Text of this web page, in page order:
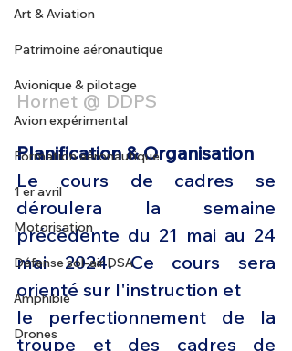
Art & Aviation
Patrimoine aéronautique
Avionique & pilotage
Avion expérimental
Formation aéronautique
1 er avril
Motorisation
Défense sol-air DSA
Amphibie
Drones
Hornet @ DDPS
Planification & Organisation
Le cours de cadres se
déroulera la semaine
précédente du 21 mai au 24
mai 2024. Ce cours sera
orienté sur l'instruction et
le perfectionnement de la
troupe et des cadres de